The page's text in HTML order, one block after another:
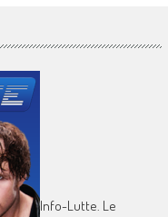
Info-Lutte. Le